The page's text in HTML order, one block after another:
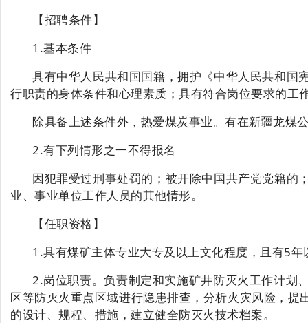
【招聘条件】
1.基本条件
具有中华人民共和国国籍，拥护《中华人民共和国
行职责的身体条件和心理素质；具有符合岗位要求的工
除具备上述条件外，热爱煤炭事业。有在新疆龙煤
2.有下列情形之一不得报名
因犯罪受过刑事处罚的；被开除中国共产党党籍
业、事业单位工作人员的其他情形。
【任职资格】
1.具有煤矿主体专业大专及以上文化程度，且有5
2.岗位职责。负责制定和实施矿井防灭火工作计划
区等防灭火重点区域进行隐患排查，分析火灾风险，
的设计、规程、措施，建立健全防灭火技术档案。